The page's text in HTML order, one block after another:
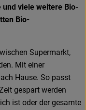
viele weitere Bio-
Bio-
Supermarkt,
Mit einer
Hause. So passt
gespart werden
ist oder der gesamte